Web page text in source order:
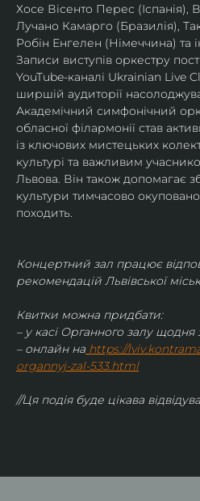
Хосе Вісенто Перес
Лучано Камарго (Бразилія),
Робін Енгелен (Німеччина) та
Записи виступів оркестру
YouTube-каналі Ukrainian Live
ширшій аудиторії
Академічний симфонічний
обласної філармонії став
із ключових мистецьких
культурі та важливим
Львова. Він також допомагає
культури тимчасово
походить.
Концертний зал працює
рекомендацій Львівської
Квитки можна придбати:
– у касі Органного залу щодня
– онлайн на https://
organnyj-zal-533.html
//Ця подія буде цікава